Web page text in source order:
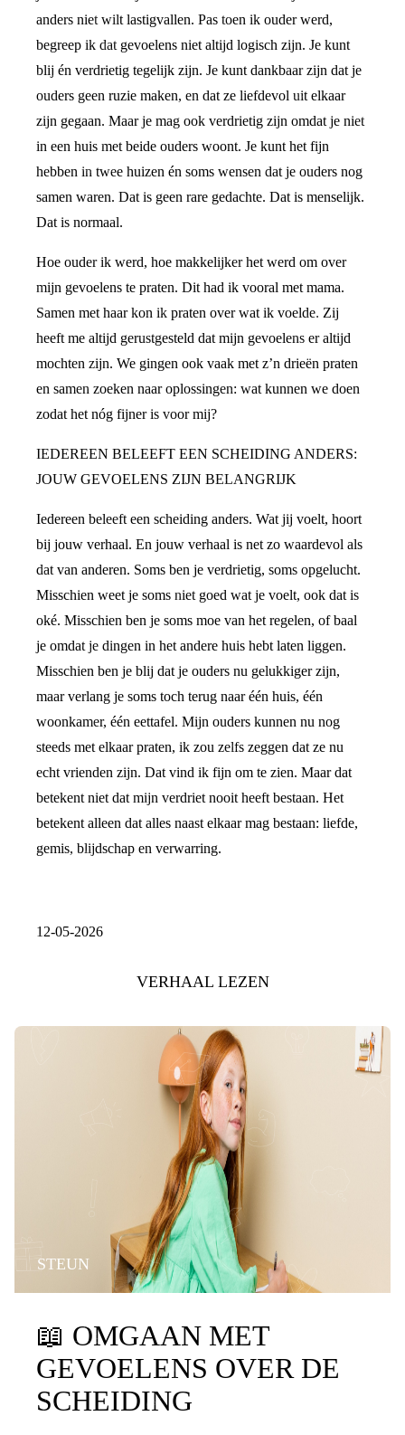
anders niet wilt lastigvallen. Pas toen ik ouder werd,
begreep ik dat gevoelens niet altijd logisch zijn. Je kunt
blij én verdrietig tegelijk zijn. Je kunt dankbaar zijn dat je
ouders geen ruzie maken, en dat ze liefdevol uit elkaar
zijn gegaan. Maar je mag ook verdrietig zijn omdat je niet
in een huis met beide ouders woont. Je kunt het fijn
hebben in twee huizen én soms wensen dat je ouders nog
samen waren. Dat is geen rare gedachte. Dat is menselijk.
Dat is normaal.
Hoe ouder ik werd, hoe makkelijker het werd om over
mijn gevoelens te praten. Dit had ik vooral met mama.
Samen met haar kon ik praten over wat ik voelde. Zij
heeft me altijd gerustgesteld dat mijn gevoelens er altijd
mochten zijn. We gingen ook vaak met z’n drieën praten
en samen zoeken naar oplossingen: wat kunnen we doen
zodat het nóg fijner is voor mij?
IEDEREEN BELEEFT EEN SCHEIDING ANDERS:
JOUW GEVOELENS ZIJN BELANGRIJK
Iedereen beleeft een scheiding anders. Wat jij voelt, hoort
bij jouw verhaal. En jouw verhaal is net zo waardevol als
dat van anderen. Soms ben je verdrietig, soms opgelucht.
Misschien weet je soms niet goed wat je voelt, ook dat is
oké. Misschien ben je soms moe van het regelen, of baal
je omdat je dingen in het andere huis hebt laten liggen.
Misschien ben je blij dat je ouders nu gelukkiger zijn,
maar verlang je soms toch terug naar één huis, één
woonkamer, één eettafel. Mijn ouders kunnen nu nog
steeds met elkaar praten, ik zou zelfs zeggen dat ze nu
echt vrienden zijn. Dat vind ik fijn om te zien. Maar dat
betekent niet dat mijn verdriet nooit heeft bestaan. Het
betekent alleen dat alles naast elkaar mag bestaan: liefde,
gemis, blijdschap en verwarring.
12-05-2026
VERHAAL LEZEN
STEUN
📖 OMGAAN MET
GEVOELENS OVER DE
SCHEIDING